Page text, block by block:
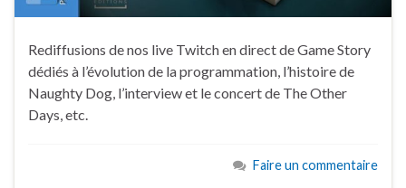
Rediffusions de nos live Twitch en direct de Game Story
dédiés à l’évolution de la programmation, l’histoire de
Naughty Dog, l’interview et le concert de The Other
Days, etc.
Faire un commentaire